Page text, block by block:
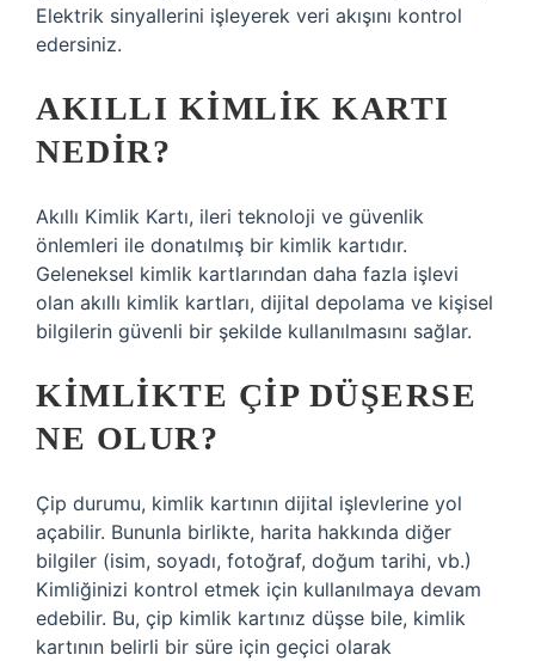
Elektrik sinyallerini işleyerek veri akışını kontrol
edersiniz.
AKILLI KIMLIK KARTI
NEDIR?
Akıllı Kimlik Kartı, ileri teknoloji ve güvenlik
önlemleri ile donatılmış bir kimlik kartıdır.
Geleneksel kimlik kartlarından daha fazla işlevi
olan akıllı kimlik kartları, dijital depolama ve kişisel
bilgilerin güvenli bir şekilde kullanılmasını sağlar.
KIMLIKTE ÇIP DÜŞERSE
NE OLUR?
Çip durumu, kimlik kartının dijital işlevlerine yol
açabilir. Bununla birlikte, harita hakkında diğer
bilgiler (isim, soyadı, fotoğraf, doğum tarihi, vb.)
Kimliğinizi kontrol etmek için kullanılmaya devam
edebilir. Bu, çip kimlik kartınız düşse bile, kimlik
kartının belirli bir süre için geçici olarak